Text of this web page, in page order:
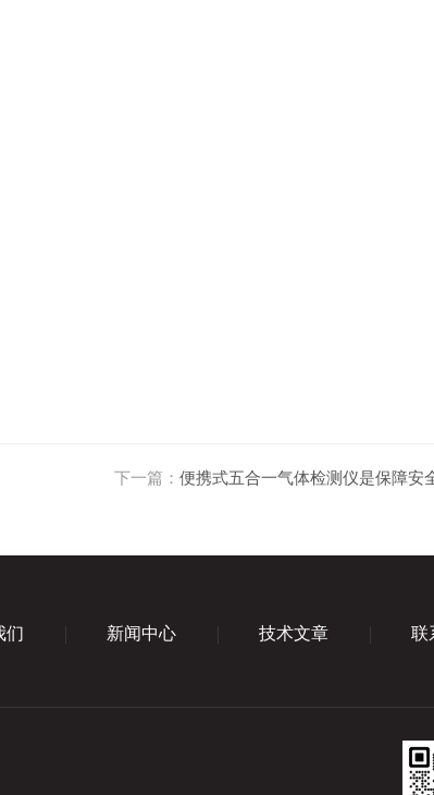
下一篇： 便携式五合一气体检测仪是保障安
们 新闻中心 技术文章 联